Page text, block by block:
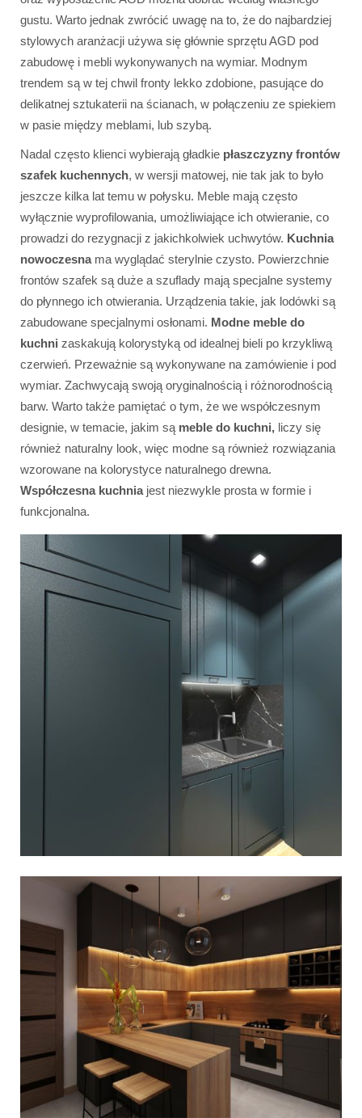
gustu. Warto jednak zwrócić uwagę na to, że do najbardziej
stylowych aranżacji używa się głównie sprzętu AGD pod
zabudowę i mebli wykonywanych na wymiar. Modnym
trendem są w tej chwil fronty lekko zdobione, pasujące do
delikatnej sztukaterii na ścianach, w połączeniu ze spiekiem
w pasie między meblami, lub szybą.
Nadal często klienci wybierają gładkie płaszczyzny frontów
szafek kuchennych, w wersji matowej, nie tak jak to było
jeszcze kilka lat temu w połysku. Meble mają często
wyłącznie wyprofilowania, umożliwiające ich otwieranie, co
prowadzi do rezygnacji z jakichkolwiek uchwytów. Kuchnia
nowoczesnama wyglądać sterylnie czysto. Powierzchnie
frontów szafek są duże a szuflady mają specjalne systemy
do płynnego ich otwierania. Urządzenia takie, jak lodówki są
zabudowane specjalnymi osłonami. Modne meble do
kuchni zaskakują kolorystyką od idealnej bieli po krzykliwą
czerwień. Przeważnie są wykonywane na zamówienie i pod
wymiar. Zachwycają swoją oryginalnością i różnorodnością
barw. Warto także pamiętać o tym, że we współczesnym
designie, w temacie, jakim są meble do kuchni, liczy się
również naturalny look, więc modne są również rozwiązania
wzorowane na kolorystyce naturalnego drewna.
Współczesna kuchniajest niezwykle prosta w formie i
funkcjonalna.